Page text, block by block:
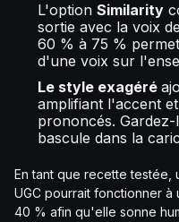
L'option Similarity
sortie avec la voix
60 % à 75 %
d'une voix sur
Le style exagéré
amplifiant l'accent
prononcés.
bascule dans la
En tant que recette testée,
UGC pourrait fonctionner à
40 % afin qu'elle sonne